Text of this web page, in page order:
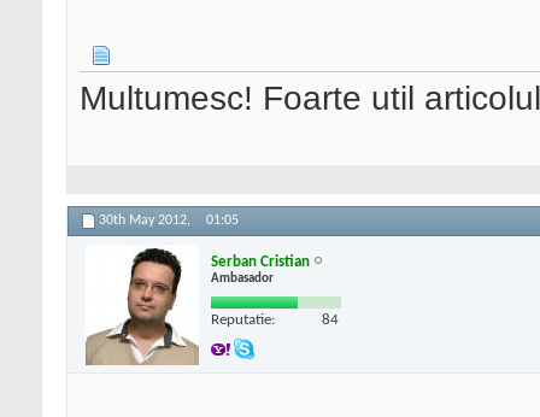
Multumesc! Foarte util
30th May 2012, 01:05
Serban Cristian
Ambasador
Reputatie: 84